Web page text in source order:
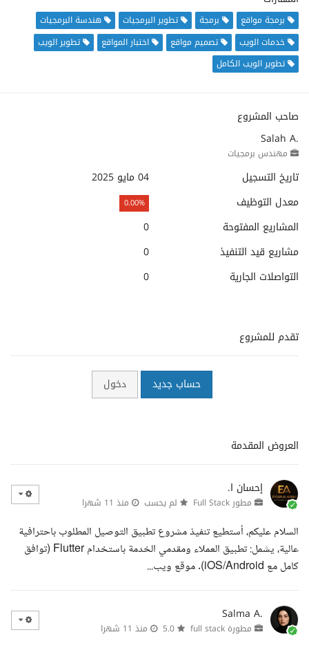
برمجة مواقع برمجة تطوير البرمجيات
هندسة البرمجيات
خدمات الويب
تصميم مواقع اختبار المواقع
تطوير الويب
تطوير الويب الكامل
صاحب المشروع
Salah A.
مهندس برمجيات
تاريخ التسجيل
04 مايو 2025
معدل التوظيف
0.00%
المشاريع المفتوحة
0
مشاريع قيد التنفيذ
0
التواصلات الجارية
0
تقدم للمشروع
حساب جديد دخول
العروض المقدمة
إحسان ا.
مطور Full Stack لم يحسب منذ 11 شهرا
السلام عليكم، أستطيع تنفيذ مشروع تطبيق التوصيل المطلوب باحترافية
عالية، يشمل: تطبيق العملاء ومقدمي الخدمة باستخدام Flutter (توافق
كامل مع iOS/Android). موقع ويب...
Salma A.
مطورة full stack منذ 11 شهرا